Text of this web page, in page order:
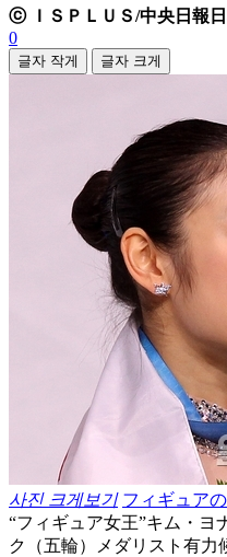
ⓒ ＩＳＰＬＵＳ/中央日報
0
글자 작게 글자 크게
사진 크게보기 フィギュア
“フィギュア女王”キム・ヨ
ク（五輪）メダリスト有力